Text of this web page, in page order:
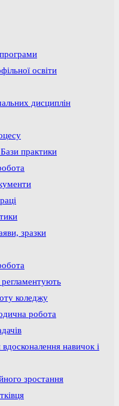
освіти
дисциплін
практики
зразки
коледжу
робота
навичок і
зростання